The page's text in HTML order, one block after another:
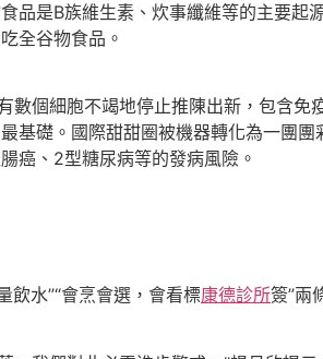
品是B族維生素、炊事纖維等的主要
全谷物食品。
個細胞不竭地停止推陳出新，包含免
基礎。國際甜甜圈被機器轉化為一團
癌、2型糖尿病等的發病風險。
水”“會烹會選，會看標康德診所簽”兩